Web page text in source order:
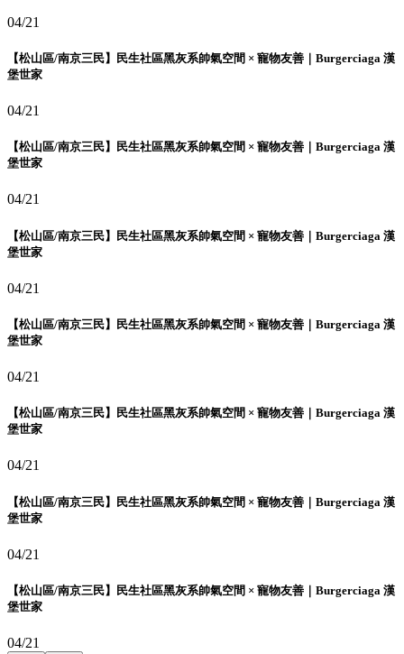
04/21
【松山區/南京三民】民生社區黑灰系帥氣空間 × 寵物友善｜Burgerciaga 漢
堡世家
04/21
【松山區/南京三民】民生社區黑灰系帥氣空間 × 寵物友善｜Burgerciaga 漢
堡世家
04/21
【松山區/南京三民】民生社區黑灰系帥氣空間 × 寵物友善｜Burgerciaga 漢
堡世家
04/21
【松山區/南京三民】民生社區黑灰系帥氣空間 × 寵物友善｜Burgerciaga 漢
堡世家
04/21
【松山區/南京三民】民生社區黑灰系帥氣空間 × 寵物友善｜Burgerciaga 漢
堡世家
04/21
【松山區/南京三民】民生社區黑灰系帥氣空間 × 寵物友善｜Burgerciaga 漢
堡世家
04/21
【松山區/南京三民】民生社區黑灰系帥氣空間 × 寵物友善｜Burgerciaga 漢
堡世家
04/21